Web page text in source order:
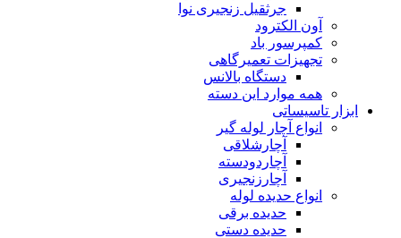
جرثقیل زنجیری نوا
آون الکترود
کمپرسور باد
تجهیزات تعمیرگاهی
دستگاه بالانس
همه موارد این دسته
ابزار تاسیساتی
انواع آچار لوله گیر
آچارشلاقی
آچاردودسته
آچارزنجیری
انواع حدیده لوله
حدیده برقی
حدیده دستی